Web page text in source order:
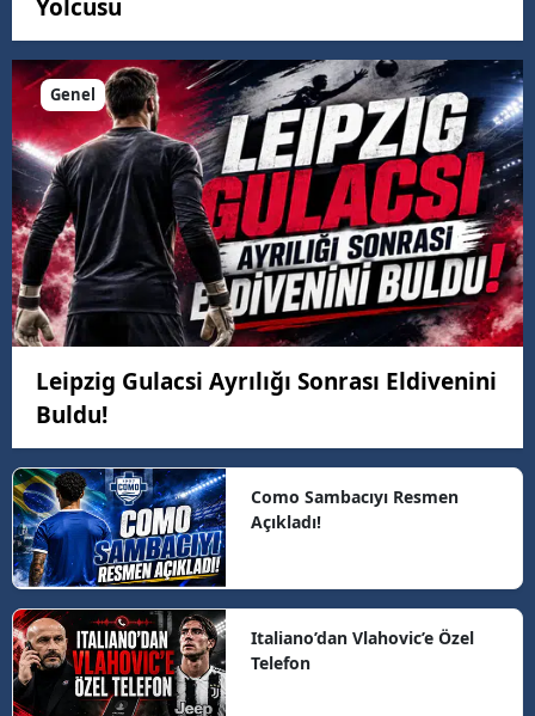
Yolcusu
Genel
Leipzig Gulacsi Ayrılığı Sonrası Eldivenini
Buldu!
Como Sambacıyı Resmen
Açıkladı!
Italiano’dan Vlahovic’e Özel
Telefon